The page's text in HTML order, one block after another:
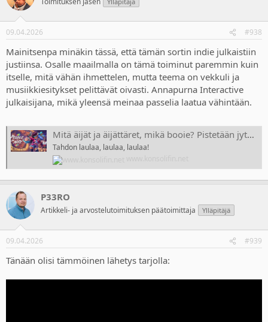
i
n
s
09.04.2026 #938
Mainitsenpa minäkin tässä, että tämän sortin indie julkaistiin
justiinsa. Osalle maailmalla on tämä toiminut paremmin kuin
itselle, mitä vähän ihmettelen, mutta teema on vekkuli ja
musiikkiesitykset pelittävät oivasti. Annapurna Interactive
julkaisijana, mikä yleensä meinaa passelia laatua vähintään.
Mitä äijät ja äijättäret, mikä booie? Pistetään jytä soimaa♫
Tahdon laulaa, laulaa, laulaa!
P33RO
Artikkeli- ja arvostelutoimituksen päätoimittaja Ylläpitäjä
09.04.2026 #939
Tänään olisi tämmöinen lähetys tarjolla: